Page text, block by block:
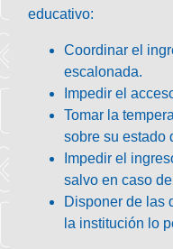
educativo:
Coordinar el
escalonada.
Impedir el
Tomar la
sobre su estado
Impedir el
salvo en caso
Disponer de las
la institución lo